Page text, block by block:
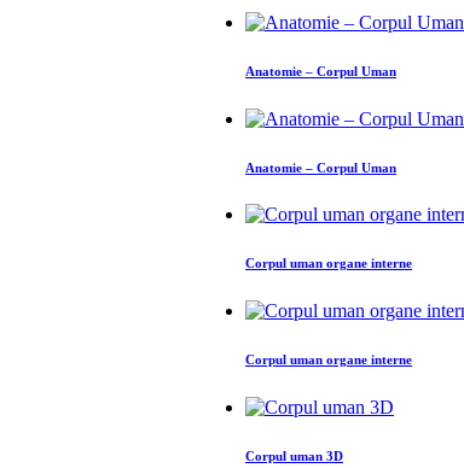
Anatomie – Corpul Uman
Anatomie – Corpul Uman
Corpul uman organe interne
Corpul uman organe interne
Corpul uman 3D